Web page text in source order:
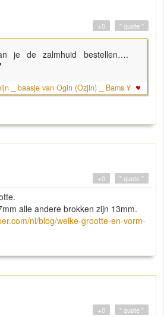
" quote "
+0
je de zalmhuid bestellen….
_ baasje van Ogin (Ozjin) _ Bams ¥ .
" quote "
+0
alle andere brokken zijn 13mm.
nl/blog/welke-grootte-en-vorm-
" quote "
+0